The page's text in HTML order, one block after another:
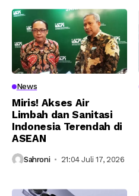
News
Miris! Akses Air
Limbah dan Sanitasi
Indonesia Terendah di
ASEAN
Sahroni 21:04 Juli 17, 2026